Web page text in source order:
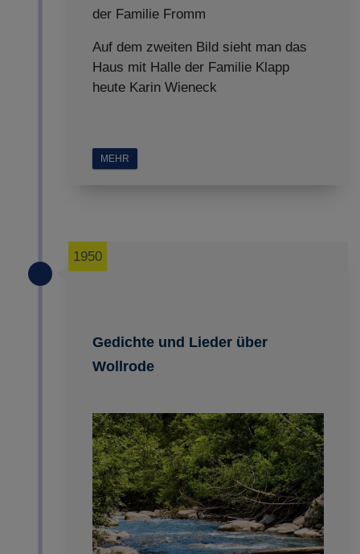
der Familie Fromm
Auf dem zweiten Bild sieht man das
Haus mit Halle der Familie Klapp
heute Karin Wieneck
MEHR
Gedichte und Lieder über
Wollrode
1950